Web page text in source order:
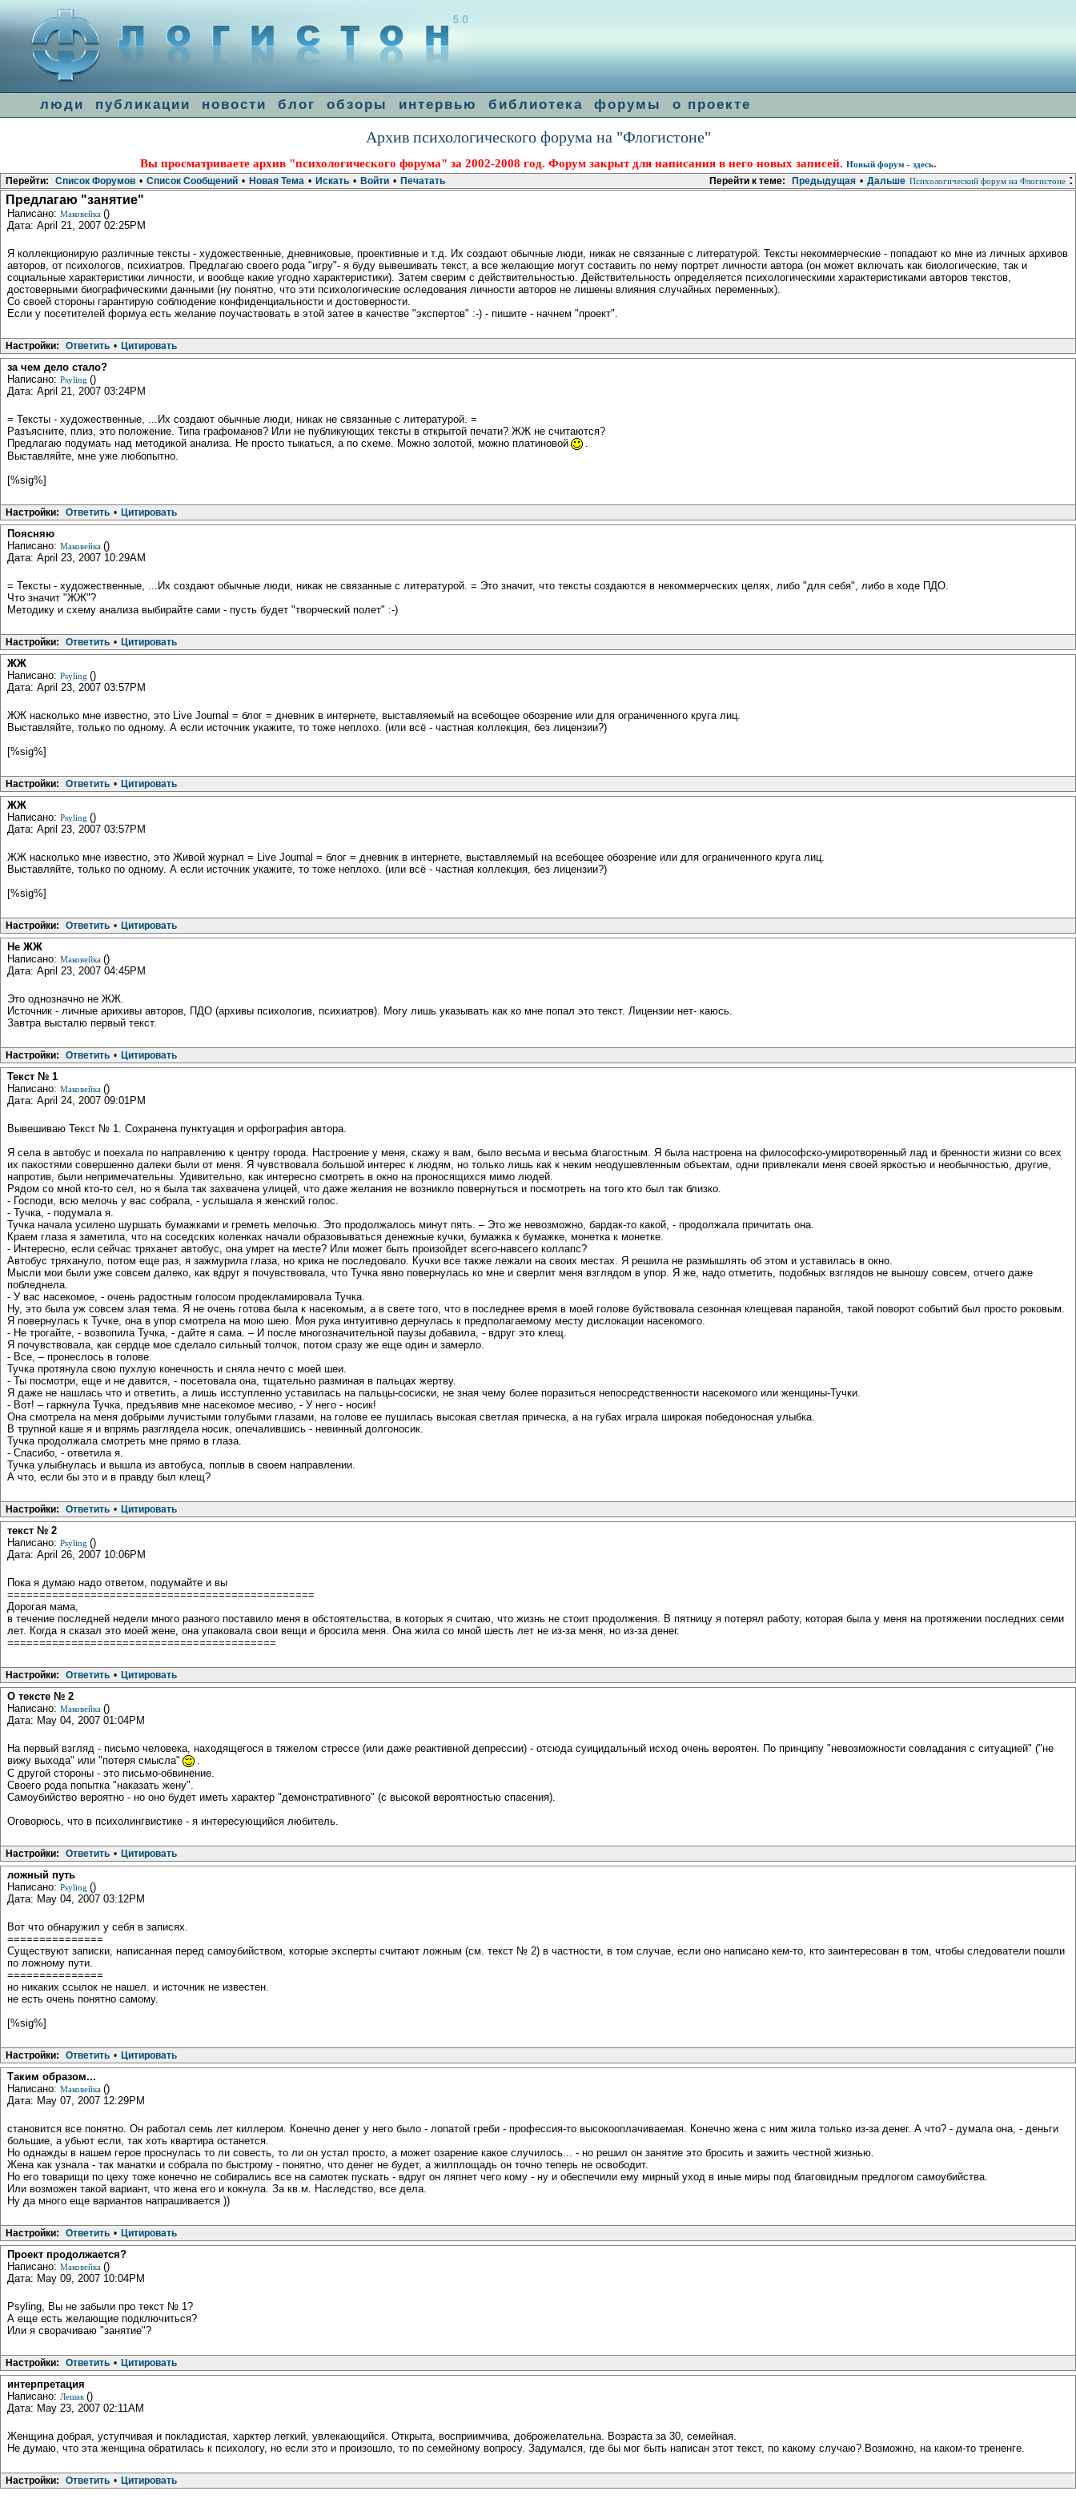
люди публикации новости блог обзоры интервью библиотека форумы о проекте
Архив психологического форума на "Флогистоне"
Вы просматриваете архив "психологического форума" за 2002-2008 год. Форум закрыт для написания в него новых записей. Новый форум - здесь.
Психологический форум на Флогистоне :
Перейти к теме: Предыдущая • Дальше
Перейти: Список Форумов • Список Сообщений • Новая Тема • Искать • Войти • Печатать
Предлагаю "занятие"
Написано: Маковейка ()
Дата: April 21, 2007 02:25PM
Я коллекционирую различные тексты - художественные, дневниковые, проективные и т.д. Их создают обычные люди, никак не связанные с литературой. Тексты некоммерческие - попадают ко мне из личных архивов
авторов, от психологов, психиатров. Предлагаю своего рода "игру"- я буду вывешивать текст, а все желающие могут составить по нему портрет личности автора (он может включать как биологические, так и
социальные характеристики личности, и вообще какие угодно характеристики). Затем сверим с действительностью. Действительность определяется психологическими характеристиками авторов текстов,
достоверными биографическими данными (ну понятно, что эти психологические оследования личности авторов не лишены влияния случайных переменных).
Со своей стороны гарантирую соблюдение конфиденциальности и достоверности.
Если у посетителей формуа есть желание поучаствовать в этой затее в качестве "экспертов" :-) - пишите - начнем "проект".
Настройки: Ответить • Цитировать
за чем дело стало?
Написано: Psyling ()
Дата: April 21, 2007 03:24PM
= Тексты - художественные, ...Их создают обычные люди, никак не связанные с литературой. =
Разъясните, плиз, это положение. Типа графоманов? Или не публикующих тексты в открытой печати? ЖЖ не считаются?
Предлагаю подумать над методикой анализа. Не просто тыкаться, а по схеме. Можно золотой, можно платиновой
Выставляйте, мне уже любопытно.
[%sig%]
Настройки: Ответить • Цитировать
Поясняю
Написано: Маковейка ()
Дата: April 23, 2007 10:29AM
= Тексты - художественные, ...Их создают обычные люди, никак не связанные с литературой. = Это значит, что тексты создаются в некоммерческих целях, либо "для себя", либо в ходе ПДО.
Что значит "ЖЖ"?
Методику и схему анализа выбирайте сами - пусть будет "творческий полет" :-)
Настройки: Ответить • Цитировать
ЖЖ
Написано: Psyling ()
Дата: April 23, 2007 03:57PM
ЖЖ насколько мне известно, это Live Journal = блог = дневник в интернете, выставляемый на всебощее обозрение или для ограниченного круга лиц.
Выставляйте, только по одному. А если источник укажите, то тоже неплохо. (или всё - частная коллекция, без лицензии?)
[%sig%]
Настройки: Ответить • Цитировать
ЖЖ
Написано: Psyling ()
Дата: April 23, 2007 03:57PM
ЖЖ насколько мне известно, это Живой журнал = Live Journal = блог = дневник в интернете, выставляемый на всебощее обозрение или для ограниченного круга лиц.
Выставляйте, только по одному. А если источник укажите, то тоже неплохо. (или всё - частная коллекция, без лицензии?)
[%sig%]
Настройки: Ответить • Цитировать
Не ЖЖ
Написано: Маковейка ()
Дата: April 23, 2007 04:45PM
Это однозначно не ЖЖ.
Источник - личные арихивы авторов, ПДО (архивы психологив, психиатров). Могу лишь указывать как ко мне попал это текст. Лицензии нет- каюсь.
Завтра высталю первый текст.
Настройки: Ответить • Цитировать
Текст № 1
Написано: Маковейка ()
Дата: April 24, 2007 09:01PM
Вывешиваю Текст № 1. Сохранена пунктуация и орфография автора.
Я села в автобус и поехала по направлению к центру города. Настроение у меня, скажу я вам, было весьма и весьма благостным. Я была настроена на философско-умиротворенный лад и бренности жизни со всех
их пакостями совершенно далеки были от меня. Я чувствовала большой интерес к людям, но только лишь как к неким неодушевленным объектам, одни привлекали меня своей яркостью и необычностью, другие,
напротив, были непримечательны. Удивительно, как интересно смотреть в окно на проносящихся мимо людей.
Рядом со мной кто-то сел, но я была так захвачена улицей, что даже желания не возникло повернуться и посмотреть на того кто был так близко.
- Господи, всю мелочь у вас собрала, - услышала я женский голос.
- Тучка, - подумала я.
Тучка начала усилено шуршать бумажками и греметь мелочью. Это продолжалось минут пять. – Это же невозможно, бардак-то какой, - продолжала причитать она.
Краем глаза я заметила, что на соседских коленках начали образовываться денежные кучки, бумажка к бумажке, монетка к монетке.
- Интересно, если сейчас тряханет автобус, она умрет на месте? Или может быть произойдет всего-навсего коллапс?
Автобус тряхануло, потом еще раз, я зажмурила глаза, но крика не последовало. Кучки все также лежали на своих местах. Я решила не размышлять об этом и уставилась в окно.
Мысли мои были уже совсем далеко, как вдруг я почувствовала, что Тучка явно повернулась ко мне и сверлит меня взглядом в упор. Я же, надо отметить, подобных взглядов не выношу совсем, отчего даже
побледнела.
- У вас насекомое, - очень радостным голосом продекламировала Тучка.
Ну, это была уж совсем злая тема. Я не очень готова была к насекомым, а в свете того, что в последнее время в моей голове буйствовала сезонная клещевая паранойя, такой поворот событий был просто роковым.
Я повернулась к Тучке, она в упор смотрела на мою шею. Моя рука интуитивно дернулась к предполагаемому месту дислокации насекомого.
- Не трогайте, - возвопила Тучка, - дайте я сама. – И после многозначительной паузы добавила, - вдруг это клещ.
Я почувствовала, как сердце мое сделало сильный толчок, потом сразу же еще один и замерло.
- Все, – пронеслось в голове.
Тучка протянула свою пухлую конечность и сняла нечто с моей шеи.
- Ты посмотри, еще и не давится, - посетовала она, тщательно разминая в пальцах жертву.
Я даже не нашлась что и ответить, а лишь исступленно уставилась на пальцы-сосиски, не зная чему более поразиться непосредственности насекомого или женщины-Тучки.
- Вот! – гаркнула Тучка, предъявив мне насекомое месиво, - У него - носик!
Она смотрела на меня добрыми лучистыми голубыми глазами, на голове ее пушилась высокая светлая прическа, а на губах играла широкая победоносная улыбка.
В трупной каше я и впрямь разглядела носик, опечалившись - невинный долгоносик.
Тучка продолжала смотреть мне прямо в глаза.
- Спасибо, - ответила я.
Тучка улыбнулась и вышла из автобуса, поплыв в своем направлении.
А что, если бы это и в правду был клещ?
Настройки: Ответить • Цитировать
текст № 2
Написано: Psyling ()
Дата: April 26, 2007 10:06PM
Пока я думаю надо ответом, подумайте и вы
================================================
Дорогая мама,
в течение последней недели много разного поставило меня в обстоятельства, в которых я считаю, что жизнь не стоит продолжения. В пятницу я потерял работу, которая была у меня на протяжении последних семи
лет. Когда я сказал это моей жене, она упаковала свои вещи и бросила меня. Она жила со мной шесть лет не из-за меня, но из-за денег.
==========================================
Настройки: Ответить • Цитировать
О тексте № 2
Написано: Маковейка ()
Дата: May 04, 2007 01:04PM
На первый взгляд - письмо человека, находящегося в тяжелом стрессе (или даже реактивной депрессии) - отсюда суицидальный исход очень вероятен. По принципу "невозможности совладания с ситуацией" ("не
вижу выхода" или "потеря смысла"
С другой стороны - это письмо-обвинение.
Своего рода попытка "наказать жену".
Самоубийство вероятно - но оно будет иметь характер "демонстративного" (с высокой вероятностью спасения).
Оговорюсь, что в психолингвистике - я интересующийся любитель.
Настройки: Ответить • Цитировать
ложный путь
Написано: Psyling ()
Дата: May 04, 2007 03:12PM
Вот что обнаружил у себя в записях.
===============
Существуют записки, написанная перед самоубийством, которые эксперты считают ложным (см. текст № 2) в частности, в том случае, если оно написано кем-то, кто заинтересован в том, чтобы следователи пошли
по ложному пути.
===============
но никаких ссылок не нашел. и источник не известен.
не есть очень понятно самому.
[%sig%]
Настройки: Ответить • Цитировать
Таким образом...
Написано: Маковейка ()
Дата: May 07, 2007 12:29PM
становится все понятно. Он работал семь лет киллером. Конечно денег у него было - лопатой греби - профессия-то высокооплачиваемая. Конечно жена с ним жила только из-за денег. А что? - думала она, - деньги
большие, а убьют если, так хоть квартира останется.
Но однажды в нашем герое проснулась то ли совесть, то ли он устал просто, а может озарение какое случилось... - но решил он занятие это бросить и зажить честной жизнью.
Жена как узнала - так манатки и собрала по быстрому - понятно, что денег не будет, а жилплощадь он точно теперь не освободит.
Но его товарищи по цеху тоже конечно не собирались все на самотек пускать - вдруг он ляпнет чего кому - ну и обеспечили ему мирный уход в иные миры под благовидным предлогом самоубийства.
Или возможен такой вариант, что жена его и кокнула. За кв.м. Наследство, все дела.
Ну да много еще вариантов напрашивается ))
Настройки: Ответить • Цитировать
Проект продолжается?
Написано: Маковейка ()
Дата: May 09, 2007 10:04PM
Psyling, Вы не забыли про текст № 1?
А еще есть желающие подключиться?
Или я сворачиваю "занятие"?
Настройки: Ответить • Цитировать
интерпретация
Написано: Лешак ()
Дата: May 23, 2007 02:11AM
Женщина добрая, уступчивая и покладистая, харктер легкий, увлекающийся. Открыта, восприимчива, доброжелательна. Возраста за 30, семейная.
Не думаю, что эта женщина обратилась к психологу, но если это и произошло, то по семейному вопросу. Задумался, где бы мог быть написан этот текст, по какому случаю? Возможно, на каком-то трененге.
Настройки: Ответить • Цитировать